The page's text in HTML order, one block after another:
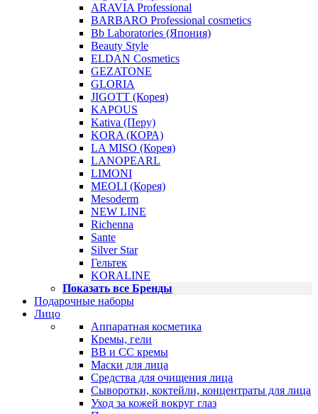
ARAVIA Professional
BARBARO Professional cosmetics
Bb Laboratories (Япония)
Beauty Style
ELDAN Cosmetics
GEZATONE
GLORIA
JIGOTT (Корея)
KAPOUS
Kativa (Перу)
KORA (КОРА)
LA MISO (Корея)
LANOPEARL
LIMONI
MEOLI (Корея)
Mesoderm
NEW LINE
Richenna
Sante
Silver Star
Гельтек
KORALINE
Показать все Бренды
Подарочные наборы
Лицо
Аппаратная косметика
Кремы, гели
BB и CC кремы
Маски для лица
Средства для очищения лица
Сыворотки, коктейли, концентраты для лица
Уход за кожей вокруг глаз